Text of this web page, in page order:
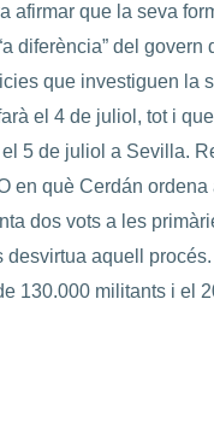
afirmar que la seva
diferència” del govern
que investiguen la
el 4 de juliol, tot i
5 de juliol a Sevilla.
en què Cerdán
dos vots a les
desvirtua aquell
130.000 militants i el